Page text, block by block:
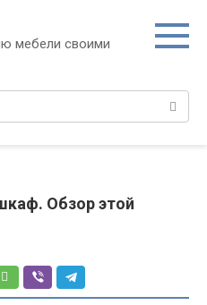
мебели своими
Обзор этой